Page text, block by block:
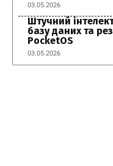
03.05.2026
Штучний
базу даних та
PocketOS
03.05.2026